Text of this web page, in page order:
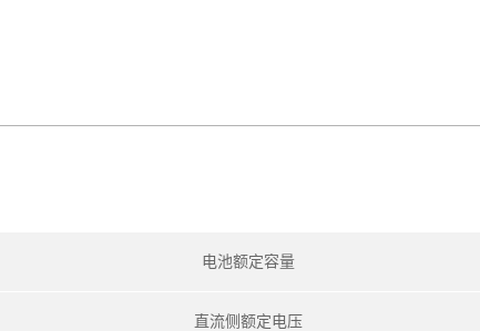
电池额定容量
直流侧额定电压